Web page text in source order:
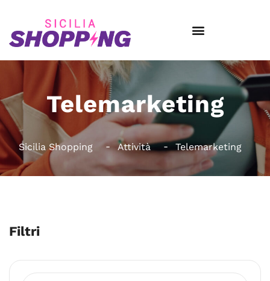
Telemarketing
Sicilia Shopping Attività Telemarketing
Filtri